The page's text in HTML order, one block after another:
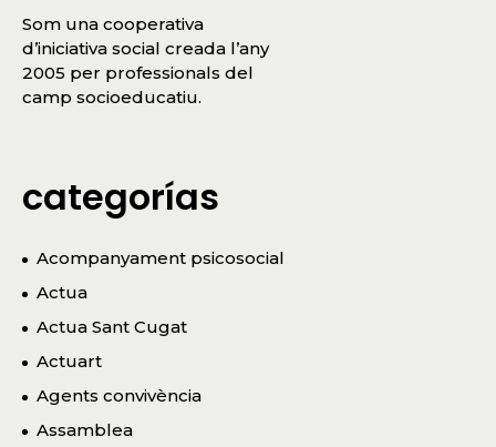
Som una cooperativa
d’iniciativa social creada l’any
2005 per professionals del
camp socioeducatiu.
categorías
Acompanyament psicosocial
Actua
Actua Sant Cugat
Actuart
Agents convivència
Assamblea